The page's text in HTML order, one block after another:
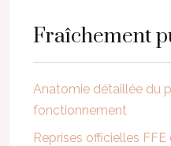
Fraîchement
Anatomie détaillée du
fonctionnement
Reprises officielles